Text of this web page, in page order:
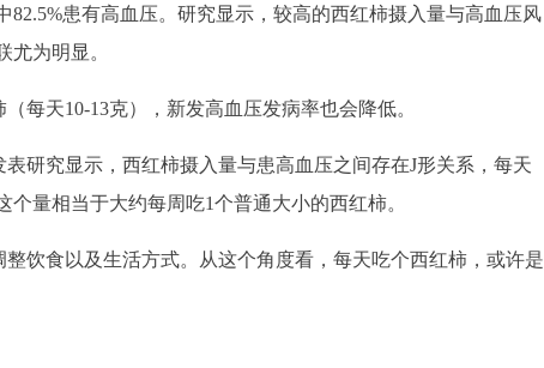
82.5%患有高血压。研究显示，较高的西红柿摄入量与高血压风
尤为明显。
每天10-13克），新发高血压发病率也会降低。
研究显示，西红柿摄入量与患高血压之间存在J形关系，每天
量相当于大约每周吃1个普通大小的西红柿。
饮食以及生活方式。从这个角度看，每天吃个西红柿，或许是